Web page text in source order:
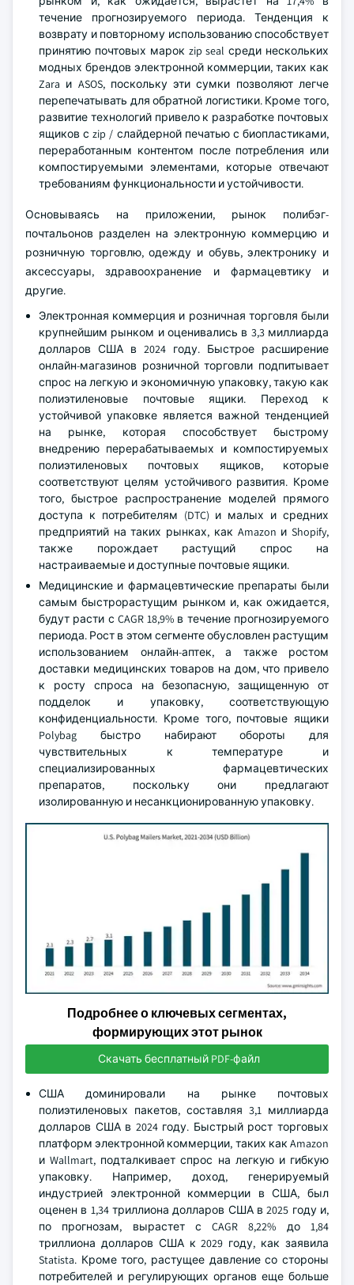
течение прогнозируемого периода. Тенденция к
возврату и повторному использованию способствует
принятию почтовых марок zip seal среди нескольких
модных брендов электронной коммерции, таких как
Zara и ASOS, поскольку эти сумки позволяют легче
перепечатывать для обратной логистики. Кроме того,
развитие технологий привело к разработке почтовых
ящиков с zip / слайдерной печатью с биопластиками,
переработанным контентом после потребления или
компостируемыми элементами, которые отвечают
требованиям функциональности и устойчивости.
Основываясь на приложении, рынок полибэг-
почтальонов разделен на электронную коммерцию и
розничную торговлю, одежду и обувь, электронику и
аксессуары, здравоохранение и фармацевтику и
другие.
Электронная коммерция и розничная торговля были
крупнейшим рынком и оценивались в 3,3 миллиарда
долларов США в 2024 году. Быстрое расширение
онлайн-магазинов розничной торговли подпитывает
спрос на легкую и экономичную упаковку, такую как
полиэтиленовые почтовые ящики. Переход к
устойчивой упаковке является важной тенденцией
на рынке, которая способствует быстрому
внедрению перерабатываемых и компостируемых
полиэтиленовых почтовых ящиков, которые
соответствуют целям устойчивого развития. Кроме
того, быстрое распространение моделей прямого
доступа к потребителям (DTC) и малых и средних
предприятий на таких рынках, как Amazon и Shopify,
также порождает растущий спрос на
настраиваемые и доступные почтовые ящики.
Медицинские и фармацевтические препараты были
самым быстрорастущим рынком и, как ожидается,
будут расти с CAGR 18,9% в течение прогнозируемого
периода. Рост в этом сегменте обусловлен растущим
использованием онлайн-аптек, а также ростом
доставки медицинских товаров на дом, что привело
к росту спроса на безопасную, защищенную от
подделок и упаковку, соответствующую
конфиденциальности. Кроме того, почтовые ящики
Polybag быстро набирают обороты для
чувствительных к температуре и
специализированных фармацевтических
препаратов, поскольку они предлагают
изолированную и несанкционированную упаковку.
Подробнее о ключевых сегментах,
формирующих этот рынок
Скачать бесплатный PDF-файл
США доминировали на рынке почтовых
полиэтиленовых пакетов, составляя 3,1 миллиарда
долларов США в 2024 году. Быстрый рост торговых
платформ электронной коммерции, таких как Amazon
и Wallmart, подталкивает спрос на легкую и гибкую
упаковку. Например, доход, генерируемый
индустрией электронной коммерции в США, был
оценен в 1,34 триллиона долларов США в 2025 году и,
по прогнозам, вырастет с CAGR 8,22% до 1,84
триллиона долларов США к 2029 году, как заявила
Statista. Кроме того, растущее давление со стороны
потребителей и регулирующих органов еще больше